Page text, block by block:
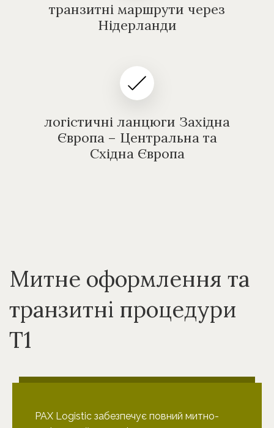
транзитні маршрути через
Нідерланди
логістичні ланцюги Західна
Європа – Центральна та
Східна Європа
Митне оформлення та
транзитні процедури
T1
PAX Logistic забезпечує повний митно-